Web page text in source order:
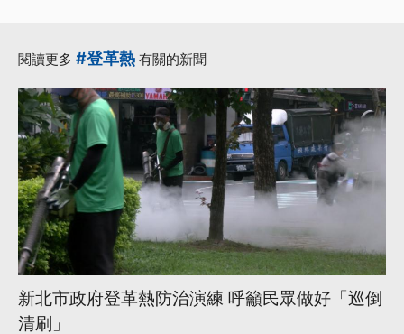
閱讀更多 #登革熱 有關的新聞
新北市政府登革熱防治演練 呼籲民眾做好「巡倒
清刷」